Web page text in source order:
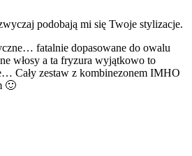
podobają mi się Twoje stylizacje.
fatalnie dopasowane do owalu
włosy a ta fryzura wyjątkowo to
Cały zestaw z kombinezonem IMHO
🙂